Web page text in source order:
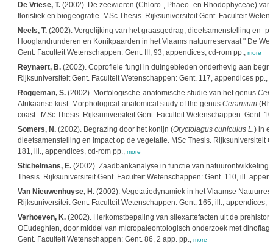
De Vriese, T.(2002). De zeewieren (Chloro-, Phaeo- en Rhodophyceae)
floristiek en biogeografie. MSc Thesis. Rijksuniversiteit Gent. Faculteit
Neels, T.(2002). Vergelijking van het graasgedrag, dieetsamenstelling en -
Hooglandrunderen en Konikpaarden in het Vlaams natuurreservaat " De
Gent. Faculteit Wetenschappen: Gent. III, 93, appendices, cd-rom pp., more
Reynaert, B.(2002). Coprofiele fungi in duingebieden onderhevig aan
Rijksuniversiteit Gent. Faculteit Wetenschappen: Gent. 117, appendices pp.,
Roggeman, S.(2002). Morfologische-anatomische studie van het genus
Afrikaanse kust. Morphological-anatomical study of the genus Ceramium
coast.. MSc Thesis. Rijksuniversiteit Gent. Faculteit Wetenschappen: Gent.
Somers, N.(2002). Begrazing door het konijn (Oryctolagus cuniculus L.) in
dieetsamenstelling en impact op de vegetatie. MSc Thesis. Rijksuniversiteit
181, ill., appendices, cd-rom pp., more
Stichelmans, E.(2002). Zaadbankanalyse in functie van natuurontwikkeling:
Thesis. Rijksuniversiteit Gent. Faculteit Wetenschappen: Gent. 110, ill.
Van Nieuwenhuyse, H.(2002). Vegetatiedynamiek in het Vlaamse
Rijksuniversiteit Gent. Faculteit Wetenschappen: Gent. 165, ill., appendices,
Verhoeven, K.(2002). Herkomstbepaling van silexartefacten uit de
OEudeghien, door middel van micropaleontologisch onderzoek met
Gent. Faculteit Wetenschappen: Gent. 86, 2 app. pp., more